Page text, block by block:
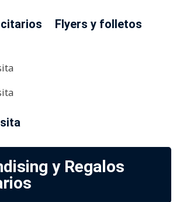
Flyers y folletos
y Regalos